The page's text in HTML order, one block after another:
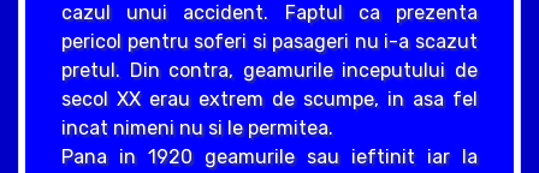
cazul unui accident. Faptul ca prezenta
pericol pentru soferi si pasageri nu i-a scazut
pretul. Din contra, geamurile inceputului de
secol XX erau extrem de scumpe, in asa fel
incat nimeni nu si le permitea.
Pana in 1920 geamurile sau ieftinit iar la